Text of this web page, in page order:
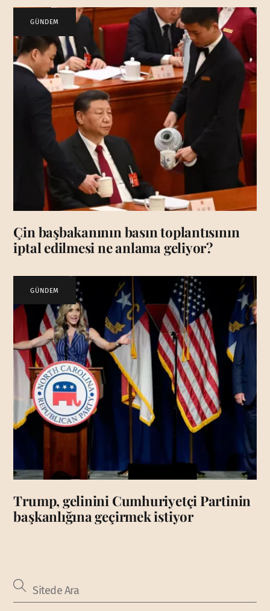
GÜNDEM
Çin başbakanının basın toplantısının
iptal edilmesi ne anlama geliyor?
GÜNDEM
Trump, gelinini Cumhuriyetçi Partinin
başkanlığına geçirmek istiyor